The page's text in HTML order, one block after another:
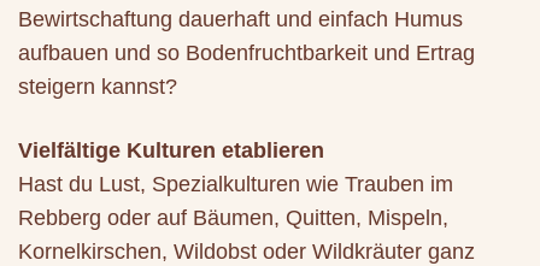
Bewirtschaftung dauerhaft und einfach Humus
aufbauen und so Bodenfruchtbarkeit und Ertrag
steigern kannst?
Vielfältige Kulturen etablieren
Hast du Lust, Spezialkulturen wie Trauben im
Rebberg oder auf Bäumen, Quitten, Mispeln,
Kornelkirschen, Wildobst oder Wildkräuter ganz